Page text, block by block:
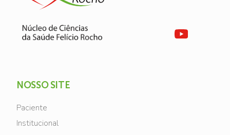
NOSSO SITE
Paciente
Institucional